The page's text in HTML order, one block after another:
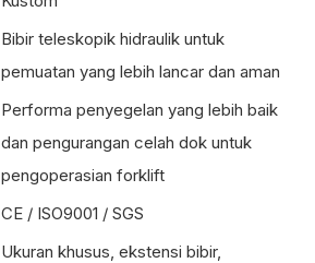
Bibir teleskopik hidraulik untuk
pemuatan yang lebih lancar dan aman
Performa penyegelan yang lebih baik
dan pengurangan celah dok untuk
pengoperasian forklift
CE / ISO9001 / SGS
Ukuran khusus, ekstensi bibir,